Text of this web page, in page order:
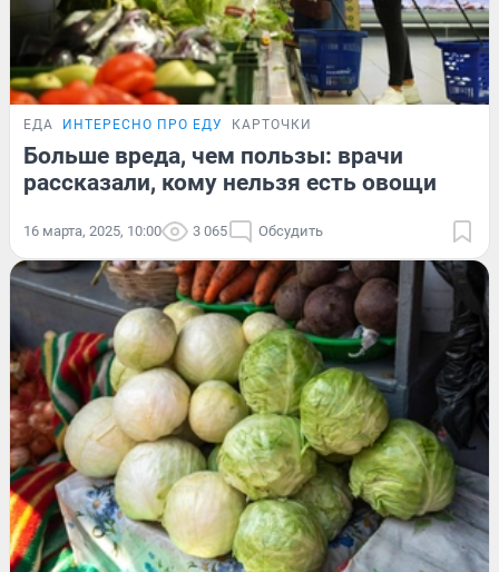
ЕДА ИНТЕРЕСНО ПРО ЕДУ КАРТОЧКИ
Больше вреда, чем пользы: врачи
рассказали, кому нельзя есть овощи
16 марта, 2025, 10:00 3 065 Обсудить